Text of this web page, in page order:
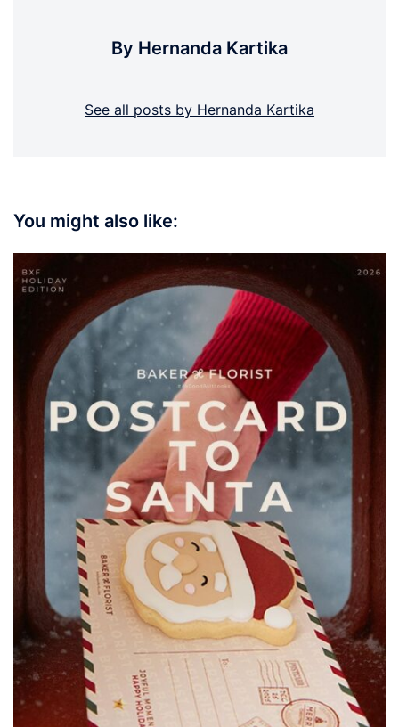
By Hernanda Kartika
See all posts by Hernanda Kartika
You might also like: